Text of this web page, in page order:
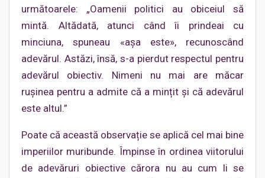
următoarele: „Oamenii politici au obiceiul să
mintă. Altădată, atunci când îi prindeai cu
minciuna, spuneau «așa este», recunoscând
adevărul. Astăzi, însă, s-a pierdut respectul pentru
adevărul obiectiv. Nimeni nu mai are măcar
rușinea pentru a admite că a mințit și că adevărul
este altul.”
Poate că această observație se aplică cel mai bine
imperiilor muribunde. Împinse în ordinea viitorului
de adevăruri obiective cărora nu au cum li se